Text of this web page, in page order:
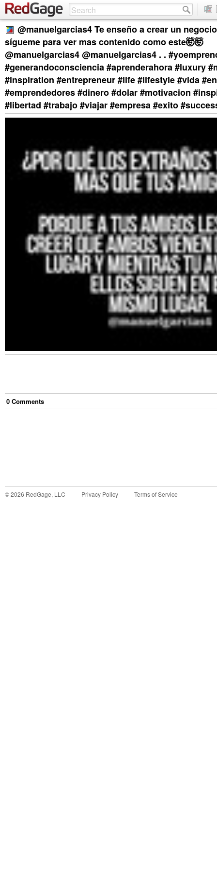
@manuelgarcias4 Te enseño a crear un
sígueme para ver mas contenido como este🤯🤯
@manuelgarcias4 @manuelgarcias4 . .
#generandoconsciencia #aprenderahora #luxury
#inspiration #entrepreneur #life #lifestyle #vida
#emprendedores #dinero #dolar #motivacion
#libertad #trabajo #viajar #empresa #exito
0 Comments
©2026 RedGage, LLC Privacy Policy Terms of Service